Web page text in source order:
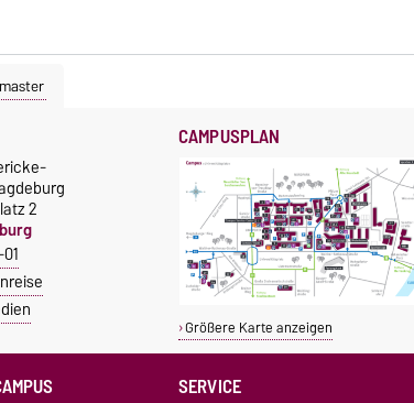
2
CAMPUSPLAN
Größere Karte anzeigen
SERVICE